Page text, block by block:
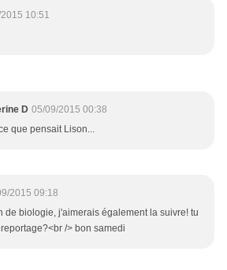
10:51
D 05/09/2015 00:38
que pensait Lison...
2015 09:18
de biologie, j'aimerais également la suivre! tu
/> bon samedi